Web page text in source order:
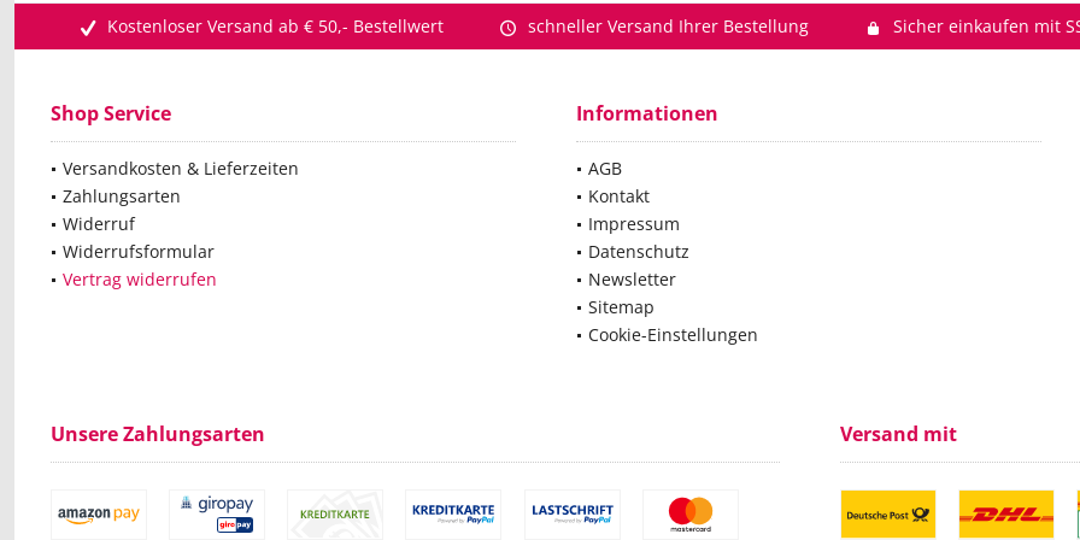
Kostenloser Versand ab € 50,- Bestellwert schneller Versand Ihrer Bestellung Sicher einkaufen mit
Shop Service
Versandkosten & Lieferzeiten
Zahlungsarten
Widerruf
Widerrufsformular
Vertrag widerrufen
Informationen
AGB
Kontakt
Impressum
Datenschutz
Newsletter
Sitemap
Cookie-Einstellungen
Unsere Zahlungsarten Versand mit